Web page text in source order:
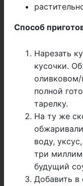
Способ
Нарезать
кусочки.
оливковом/
полной
тарелку.
На ту же
воду,
три
будущий
Добавить в